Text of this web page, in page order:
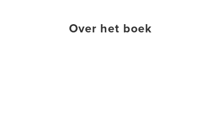
Over het boek